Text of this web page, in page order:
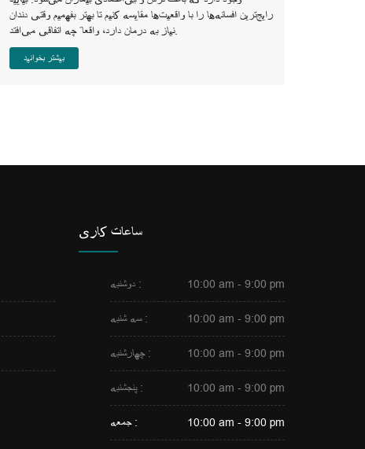
رایج‌ترین افسانه‌ها را با واقعیت‌ها مقایسه کنیم تا بهتر بفهمیم وقتی دندان
نیاز به درمان دارد، واقعاً چه اتفاقی می‌افتد.
بیشتر بخوانید
ساعات کاری
دوشنبه : 10:00 am - 9:00 pm
سه شنبه : 10:00 am - 9:00 pm
چهارشنبه : 10:00 am - 9:00 pm
پنجشنبه : 10:00 am - 9:00 pm
جمعه : 10:00 am - 9:00 pm